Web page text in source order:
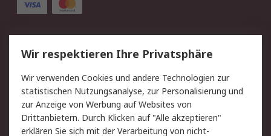
Service
Value Added Services
Lieferlösungen
Rücksendungen
Kontakt
Hilfe
Privatkunden
Rechtliches
Wir respektieren Ihre Privatsphäre
Wir verwenden Cookies und andere Technologien zur
statistischen Nutzungsanalyse, zur Personalisierung und
zur Anzeige von Werbung auf Websites von
Drittanbietern. Durch Klicken auf "Alle akzeptieren"
erklären Sie sich mit der Verarbeitung von nicht-